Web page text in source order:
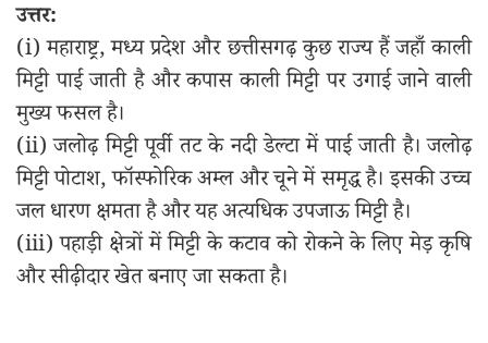
उत्तर:
(i) महाराष्ट्र, मध्य प्रदेश और छत्तीसगढ़ कुछ राज्य हैं जहाँ काली
मिट्टी पाई जाती है और कपास काली मिट्टी पर उगाई जाने वाली
मुख्य फसल है।
(ii) जलोढ़ मिट्टी पूर्वी तट के नदी डेल्टा में पाई जाती है। जलोढ़
मिट्टी पोटाश, फॉस्फोरिक अम्ल और चूने में समृद्ध है। इसकी उच्च
जल धारण क्षमता है और यह अत्यधिक उपजाऊ मिट्टी है।
(iii) पहाड़ी क्षेत्रों में मिट्टी के कटाव को रोकने के लिए मेड़ कृषि
और सीढ़ीदार खेत बनाए जा सकता है।